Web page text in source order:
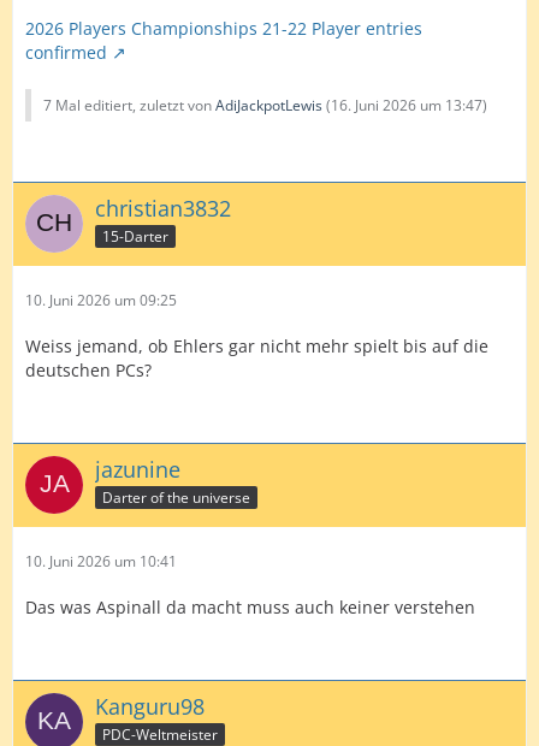
2026 Players Championships 21-22 Player entries
confirmed
7 Mal editiert, zuletzt vonAdiJackpotLewis(16. Juni 2026 um 13:47)
christian3832
15-Darter
10. Juni 2026 um 09:25
Weiss jemand, ob Ehlers gar nicht mehr spielt bis auf die
deutschen PCs?
jazunine
Darter of the universe
10. Juni 2026 um 10:41
Das was Aspinall da macht muss auch keiner verstehen
Kanguru98
PDC-Weltmeister